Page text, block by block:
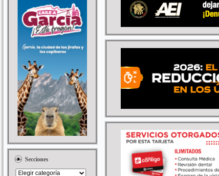
Secciones